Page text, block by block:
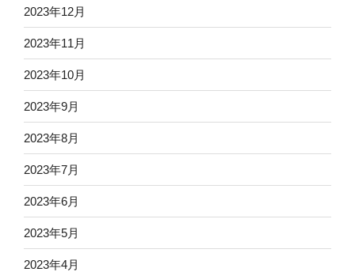
2023年12月
2023年11月
2023年10月
2023年9月
2023年8月
2023年7月
2023年6月
2023年5月
2023年4月